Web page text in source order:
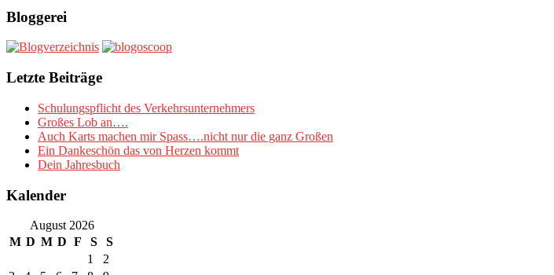
Bloggerei
Letzte Beiträge
Schulungspflicht des Verkehrsunternehmers
Großes Lob an….
Auch Karts machen mir Spass….nicht nur die ganz Großen
Ein Dankeschön das von Herzen kommt
Dein Jahresbuch
Kalender
August 2026
M D M D F S
S
1
2